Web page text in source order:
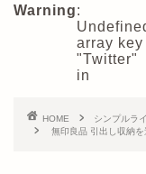
Warning:
array key
"Twitter"
in
HOME
シンプルラ
無印良品 引出し収納